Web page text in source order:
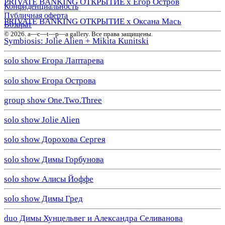
PRIVATE BANKING ОТКРЫТИЕ х Оксана Мась
Symbiosis: Jolie Alien + Mikita Kunitski
solo show Егора Лаптарева
solo show Егора Острова
group show One.Two.Three
solo show Jolie Alien
solo show Дорохова Сергея
solo show Димы Горбунова
solo show Алисы Йоффе
solo show Димы Гред
duo Димы Хунцельвег и Александра Селиванова
Конфиденциальность
Публичная оферта
Возврат
© 2026. a—с—t—р—a gallery. Все права защищены.